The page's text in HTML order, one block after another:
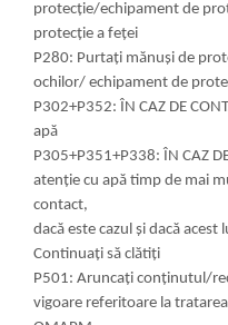
Seat
Skoda
Suzuki
Universale
Volkswagen
Volvo
Scule pentru tinichigerie
Scule Pneumatice
Accesorii Pneumatice
Alte scule pneumatice
Chei cu clichet
protecţie/echipament de
protecţie a feţei
P280: Purtaţi mănuşi de
ochilor/ echipament de
P302+P352: ÎN CAZ DE
apă
P305+P351+P338: ÎN CAZ
atenţie cu apă timp de mai
contact,
dacă este cazul şi dacă
Continuaţi să clătiţi
P501: Aruncați conținutul/
vigoare referitoare la